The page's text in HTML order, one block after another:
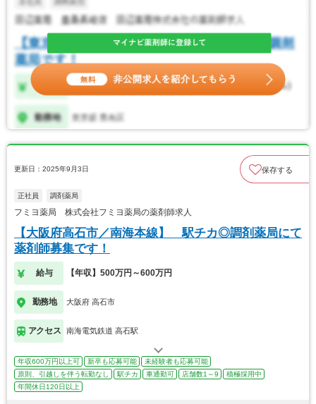
更新日：2025年9月3日 保存する
正社員 調剤薬局
フミヨ薬局 株式会社フミヨ薬局の薬剤師求人
【大阪府高石市／南海本線】 駅チカ◎調剤薬局にて
薬剤師募集です！
給与 【年収】500万円～600万円
勤務地 大阪府 高石市
アクセス 南海電気鉄道 高石駅
年収600万円以上可 新卒も応募可能
未経験者も応募可能
原則、引越しを伴う転勤なし
駅チカ 車通勤可 店舗数1～9
積極採用中
年間休日120日以上